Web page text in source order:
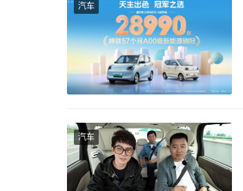
汽车
汽车